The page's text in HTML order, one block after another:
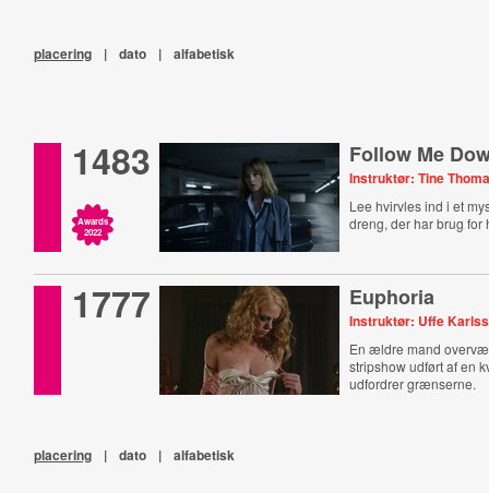
placering | dato | alfabetisk
1483
Awards
2022
Follow Me
Instruktør: Tine
Lee hvirvles ind i et
dreng, der har brug
1777 Euphoria
Instruktør: Uffe
En ældre mand
stripshow udført af en
udfordrer grænserne.
placering | dato | alfabetisk